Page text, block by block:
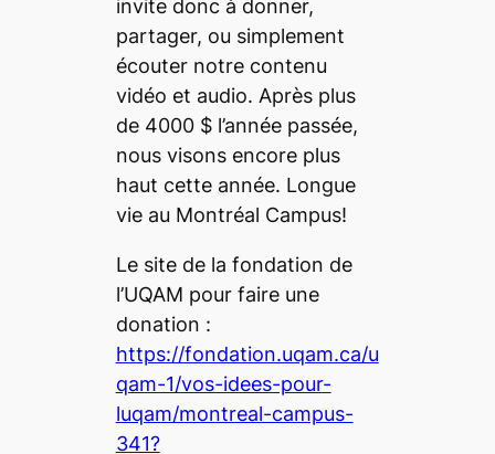
invite donc à donner,
partager, ou simplement
écouter notre contenu
vidéo et audio. Après plus
de 4000 $ l’année passée,
nous visons encore plus
haut cette année. Longue
vie au Montréal Campus!
Le site de la fondation de
l’UQAM pour faire une
donation :
https://fondation.uqam.ca/u
qam-1/vos-idees-pour-
luqam/montreal-campus-
341?